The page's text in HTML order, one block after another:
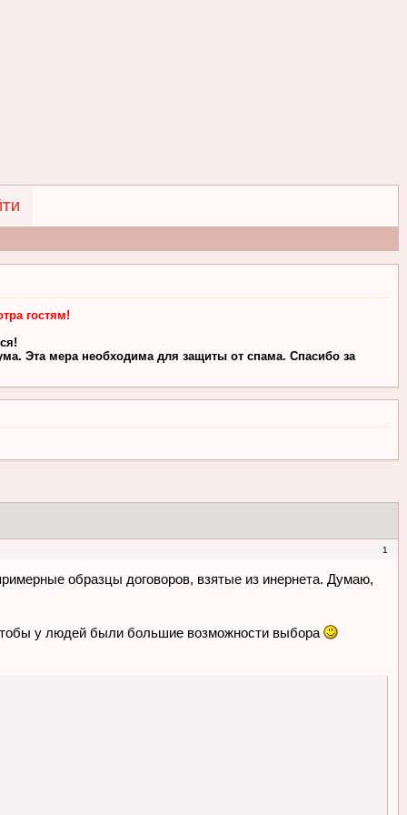
гостям!
Эта мера необходима для защиты от спама. Спасибо за
1
образцы договоров, взятые из инернета. Думаю,
у людей были большие возможности выбора